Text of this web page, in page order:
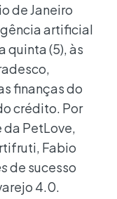
de Janeiro
artificial
quinta (5), às
finanças do
crédito. Por
da PetLove,
Fabio
de sucesso
4.0.